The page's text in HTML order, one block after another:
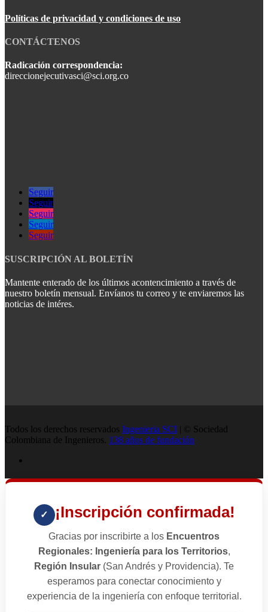
Políticas de privacidad y condiciones de uso
CONTÁCTENOS
Radicación correspondencia:
direccionejecutivasci@sci.org.co
Seguir
Seguir
Seguir
Seguir
Seguir
SUSCRIPCIÓN AL BOLETÍN
Mantente enterado de los últimos acontencimiento a través de
nuestro boletín mensual. Envíanos tu correo y te enviaremos las
noticias de intéres.
Todos los derechos reservados Ingenieria SCI | © Sociedad
Colombiana de Ingenieros. 138 años de fundación
✓ ¡Inscripción confirmada!
Gracias por inscribirte a los Encuentros
Regionales: Ingeniería para los Territorios,
Región Insular (San Andrés y Providencia). Te
esperamos para conectar conocimiento y
experiencia de la ingeniería con enfoque territorial.